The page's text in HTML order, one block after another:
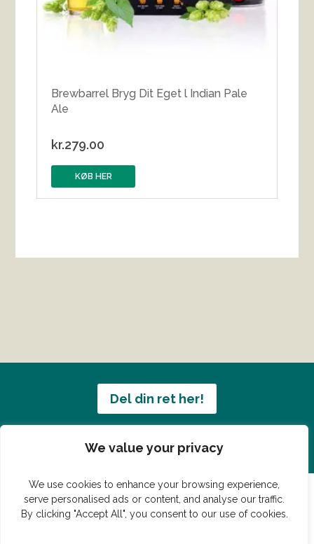
We value your privacy
We use cookies to enhance your browsing experience,
serve personalised ads or content, and analyse our traffic.
By clicking "Accept All", you consent to our use of cookies.
Brewbarrel Bryg Dit Eget l Indian Pale
Ale
kr.279.00
KØB HER
Del din ret her!
Har du en konge ret du vil dele?
© Vildmedmad.dk 2019. God og nem mad!